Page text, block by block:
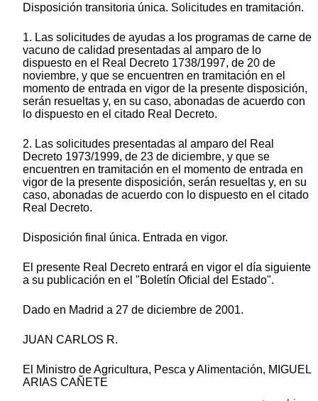
Disposición transitoria única. Solicitudes en tramitación.
1. Las solicitudes de ayudas a los programas de carne de
vacuno de calidad presentadas al amparo de lo
dispuesto en el Real Decreto 1738/1997, de 20 de
noviembre, y que se encuentren en tramitación en el
momento de entrada en vigor de la presente disposición,
serán resueltas y, en su caso, abonadas de acuerdo con
lo dispuesto en el citado Real Decreto.
2. Las solicitudes presentadas al amparo del Real
Decreto 1973/1999, de 23 de diciembre, y que se
encuentren en tramitación en el momento de entrada en
vigor de la presente disposición, serán resueltas y, en su
caso, abonadas de acuerdo con lo dispuesto en el citado
Real Decreto.
Disposición final única. Entrada en vigor.
El presente Real Decreto entrará en vigor el día siguiente
a su publicación en el "Boletín Oficial del Estado".
Dado en Madrid a 27 de diciembre de 2001.
JUAN CARLOS R.
El Ministro de Agricultura, Pesca y Alimentación, MIGUEL
ARIAS CAÑETE